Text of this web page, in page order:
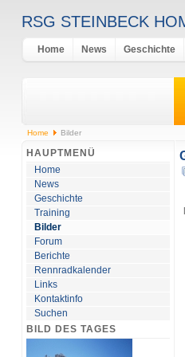
RSG STEINBECK
Home News Geschichte
Home Bilder
HAUPTMENÜ
Home
News
Geschichte
Training
Bilder
Forum
Berichte
Rennradkalender
Links
Kontaktinfo
Suchen
BILD DES TAGES